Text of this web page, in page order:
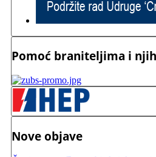
Pomoć braniteljima i
Nove objave